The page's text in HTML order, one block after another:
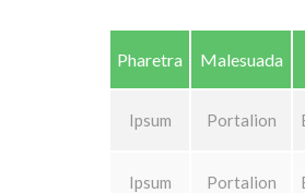
Pharetra Malesuada
Ipsum Portalion
Ipsum Portalion